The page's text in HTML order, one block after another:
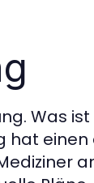
Was
hat